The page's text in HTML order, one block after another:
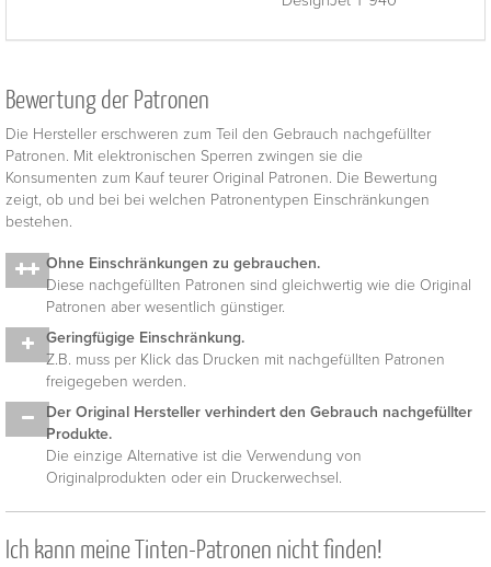
Bewertung der Patronen
Die Hersteller erschweren zum Teil den Gebrauch nachgefüllter
Patronen. Mit elektronischen Sperren zwingen sie die
Konsumenten zum Kauf teurer Original Patronen. Die Bewertung
zeigt, ob und bei bei welchen Patronentypen Einschränkungen
bestehen.
Ohne Einschränkungen zu gebrauchen.
Diese nachgefüllten Patronen sind gleichwertig wie die Original
Patronen aber wesentlich günstiger.
Geringfügige Einschränkung.
Z.B. muss per Klick das Drucken mit nachgefüllten Patronen
freigegeben werden.
Der Original Hersteller verhindert den Gebrauch nachgefüllter
Produkte.
Die einzige Alternative ist die Verwendung von
Originalprodukten oder ein Druckerwechsel.
Ich kann meine Tinten-Patronen nicht finden!